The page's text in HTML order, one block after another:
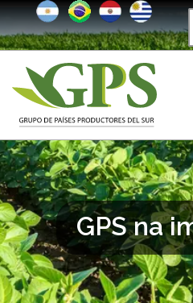
GPS na